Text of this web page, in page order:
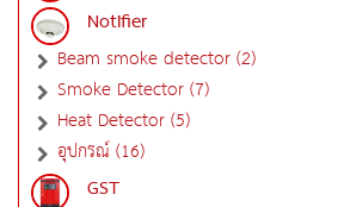
Notifier
Beam smoke detector (2)
Smoke Detector (7)
Heat Detector (5)
อุปกรณ์ (16)
GST